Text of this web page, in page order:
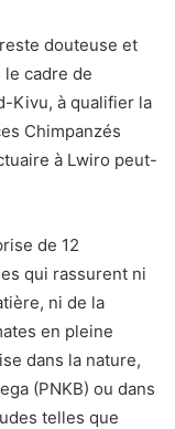
douteuse et
cadre de
Kivu, à qualifier la
Chimpanzés
à Lwiro peut-
de 12
qui rassurent ni
ni de la
en pleine
dans la nature,
(PNKB) ou dans
telles que